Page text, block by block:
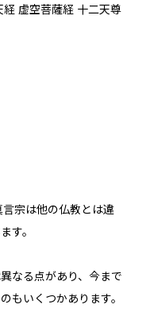
虚空菩薩経 十二天尊
言宗は他の仏教とは違
す。
なる点があり、今まで
もいくつかあります。